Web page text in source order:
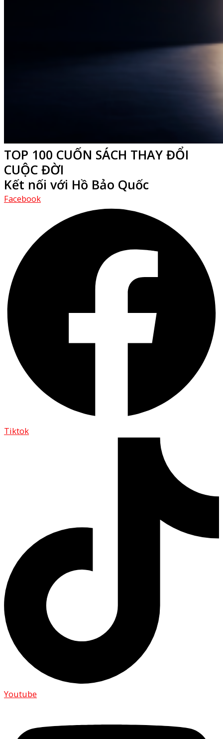
TOP 100 CUỐN SÁCH THAY ĐỔI
CUỘC ĐỜI
Kết nối với Hồ Bảo Quốc
Facebook
Tiktok
Youtube